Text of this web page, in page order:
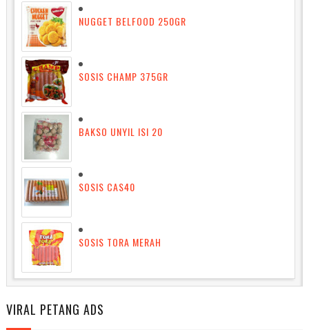
NUGGET BELFOOD 250GR
SOSIS CHAMP 375GR
BAKSO UNYIL ISI 20
SOSIS CAS40
SOSIS TORA MERAH
VIRAL PETANG ADS